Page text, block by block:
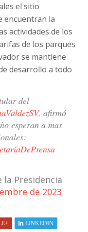
el sitio
encuentran la
actividades de los
de los parques
se mantiene
desarrollo a todo
del
, afirmó
esperan a mas
Presidencia
de 2023
LINKEDIN